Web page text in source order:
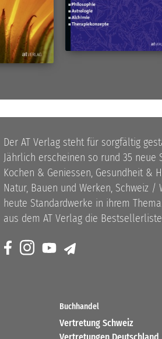
Der AT Verlag steht für sorgfältig
Jährlich erscheinen so rund 35 neue
Kochen & Geniessen, Gesundheit &
Natur, Bauen und Werken, Schweiz
heute Standardwerke in ihrem
aus dem AT Verlag die
Buchhandel
Vertretung Schweiz